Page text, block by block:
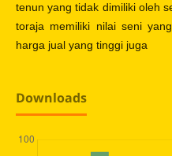
tenun yang tidak dimiliki oleh
toraja memiliki nilai seni
harga jual yang tinggi juga
Downloads